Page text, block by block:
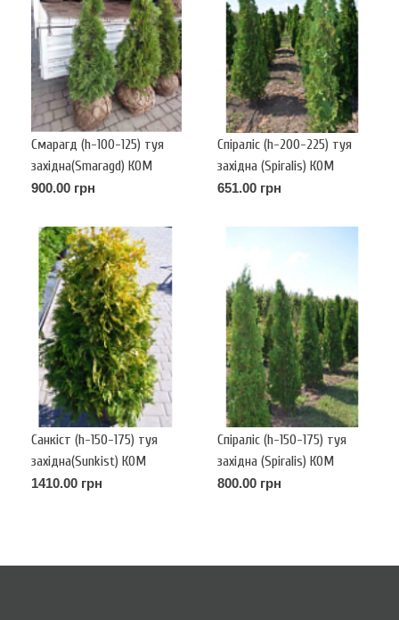
Смарагд (h-100-125) туя
західна(Smaragd) КОМ
900.00 грн
Спіраліс (h-200-225) туя
західна (Spiralis) КОМ
651.00 грн
Санкіст (h-150-175) туя
західна(Sunkist) КОМ
1410.00 грн
Спіраліс (h-150-175) туя
західна (Spiralis) КОМ
800.00 грн